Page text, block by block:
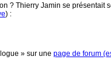
? Thierry Jamin se
) :
» sur une page de forum